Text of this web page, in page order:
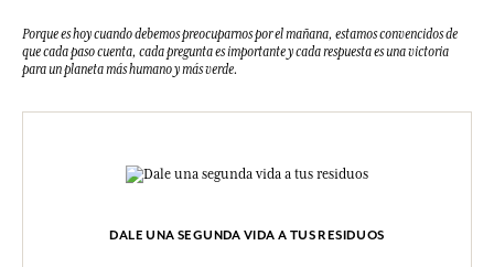
Porque es hoy cuando debemos preocuparnos por el mañana, estamos convencidos de
que cada paso cuenta, cada pregunta es importante y cada respuesta es una victoria
para un planeta más humano y más verde.
DALE UNA SEGUNDA VIDA A TUS RESIDUOS